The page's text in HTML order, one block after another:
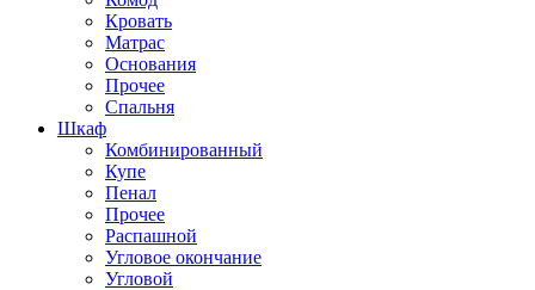
Кровать
Матраc
Основания
Прочее
Спальня
Шкаф
Комбинированный
Купе
Пенал
Прочее
Распашной
Угловое окончание
Угловой